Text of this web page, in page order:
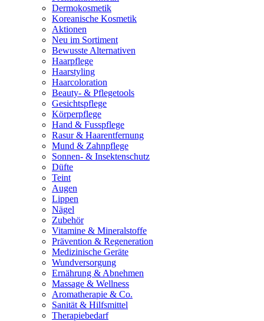
Dermokosmetik
Koreanische Kosmetik
Aktionen
Neu im Sortiment
Bewusste Alternativen
Haarpflege
Haarstyling
Haarcoloration
Beauty- & Pflegetools
Gesichtspflege
Körperpflege
Hand & Fusspflege
Rasur & Haarentfernung
Mund & Zahnpflege
Sonnen- & Insektenschutz
Düfte
Teint
Augen
Lippen
Nägel
Zubehör
Vitamine & Mineralstoffe
Prävention & Regeneration
Medizinische Geräte
Wundversorgung
Ernährung & Abnehmen
Massage & Wellness
Aromatherapie & Co.
Sanität & Hilfsmittel
Therapiebedarf